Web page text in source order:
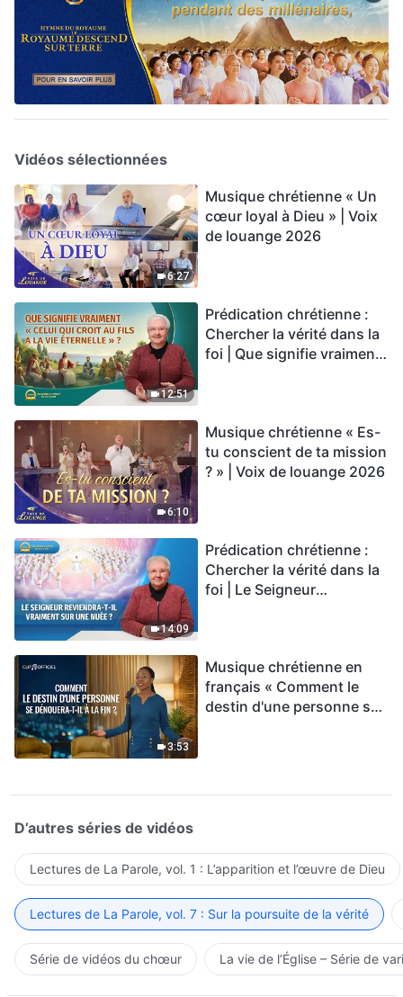
Vidéos sélectionnées
6:27
Musique chrétienne « Un
cœur loyal à Dieu » | Voix
de louange 2026
12:51
Prédication chrétienne :
Chercher la vérité dans la
foi | Que signifie vraiment
6:10
Musique chrétienne « Es-
tu conscient de ta mission
? » | Voix de louange 2026
14:09
Prédication chrétienne :
Chercher la vérité dans la
foi | Le Seigneur
3:53
Musique chrétienne en
français « Comment le
destin d'une personne se
D’autres séries de vidéos
Lectures de La Parole, vol. 1 : L’apparition et l’œuvre de Dieu
Lectures de La Parole, vol. 7 : Sur la poursuite de la vérité
Série de vidéos du chœur La vie de l’Église – Série de